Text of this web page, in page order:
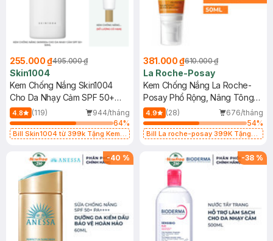
255.000 ₫495.000 ₫
Skin1004
Kem Chống Nắng Skin1004
Cho Da Nhạy Cảm SPF 50+
50ml
4.8 (119)
944/tháng
64%
Bill Skin1004 từ 399k Tặng Kem
SPF 50+ 20ml (SL Có Hạn)
381.000 ₫610.000 ₫
La Roche-Posay
Kem Chống Nắng La Roche-
Posay Phổ Rộng, Nâng Tông
Kiềm Dầu 50ml
4.9 (28)
676/tháng
54%
Bill La roche-posay 399K Tặng
(SL có hạn)
-40 % -38 %